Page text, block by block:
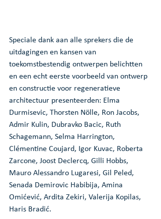
Speciale dank aan alle sprekers die de
uitdagingen en kansen van
toekomstbestendig ontwerpen belichtten
en een echt eerste voorbeeld van ontwerp
en constructie voor regeneratieve
architectuur presenteerden: Elma
Durmisevic, Thorsten Nölle, Ron Jacobs,
Admir Kulin, Dubravko Bacic, Ruth
Schagemann, Selma Harrington,
Clémentine Coujard, Igor Kuvac, Roberta
Zarcone, Joost Declercq, Gilli Hobbs,
Mauro Alessandro Lugaresi, Gil Peled,
Senada Demirovic Habibija, Amina
Omićević, Ardita Zekiri, Valerija Kopilas,
Haris Bradić.